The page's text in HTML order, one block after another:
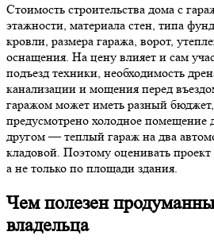
Стоимость строительства дома с
этажности, материала стен, типа
кровли, размера гаража, ворот,
оснащения. На цену влияет и сам
подъезд техники, необходимость
канализации и мощения перед
гаражом может иметь разный
предусмотрено холодное
другом — теплый гараж на два
кладовой. Поэтому оценивать
а не только по площади здания.
Чем полезен
владельца